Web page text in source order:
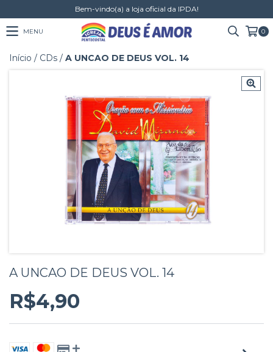
Bem-vindo(a) a loja oficial da IPDA!
MENU 0
Início / CDs / A UNCAO DE DEUS VOL. 14
A UNCAO DE DEUS VOL. 14
R$4,90